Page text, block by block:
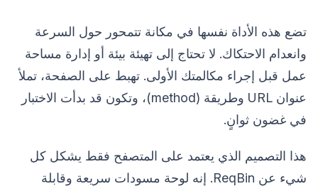
تضع هذه الأداة نفسها في مكانة تتمحور حول السرعة
وانعدام الاحتكاك. لا تحتاج إلى تهيئة بيئة أو إدارة مساحة
عمل قبل إجراء مكالمتك الأولى. تهبط على الصفحة، تملأ
عنوان URL وطريقة (method)، وتكون قد بدأت الاختبار
في غضون ثوانٍ.
هذا التصميم الذي يعتمد على المتصفح فقط يشكل كل
شيء عن ReqBin. إنه لوحة مسودات سريعة وقابلة